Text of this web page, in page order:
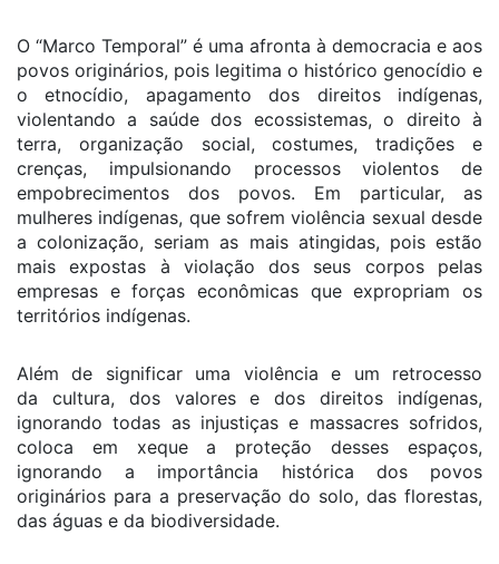
O “Marco Temporal” é uma afronta à democracia e aos
povos originários, pois legitima o histórico genocídio e
o etnocídio, apagamento dos direitos indígenas,
violentando a saúde dos ecossistemas, o direito à
terra, organização social, costumes, tradições e
crenças, impulsionando processos violentos de
empobrecimentos dos povos. Em particular, as
mulheres indígenas, que sofrem violência sexual desde
a colonização, seriam as mais atingidas, pois estão
mais expostas à violação dos seus corpos pelas
empresas e forças econômicas que expropriam os
territórios indígenas.
Além de significar uma violência e um retrocesso
da cultura, dos valores e dos direitos indígenas,
ignorando todas as injustiças e massacres sofridos,
coloca em xeque a proteção desses espaços,
ignorando a importância histórica dos povos
originários para a preservação do solo, das florestas,
das águas e da biodiversidade.